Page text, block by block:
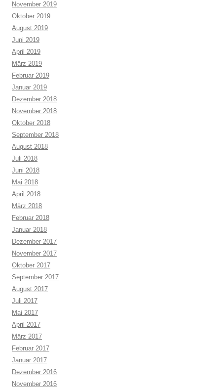
November 2019
Oktober 2019
August 2019
Juni 2019
April 2019
März 2019
Februar 2019
Januar 2019
Dezember 2018
November 2018
Oktober 2018
September 2018
August 2018
Juli 2018
Juni 2018
Mai 2018
April 2018
März 2018
Februar 2018
Januar 2018
Dezember 2017
November 2017
Oktober 2017
September 2017
August 2017
Juli 2017
Mai 2017
April 2017
März 2017
Februar 2017
Januar 2017
Dezember 2016
November 2016